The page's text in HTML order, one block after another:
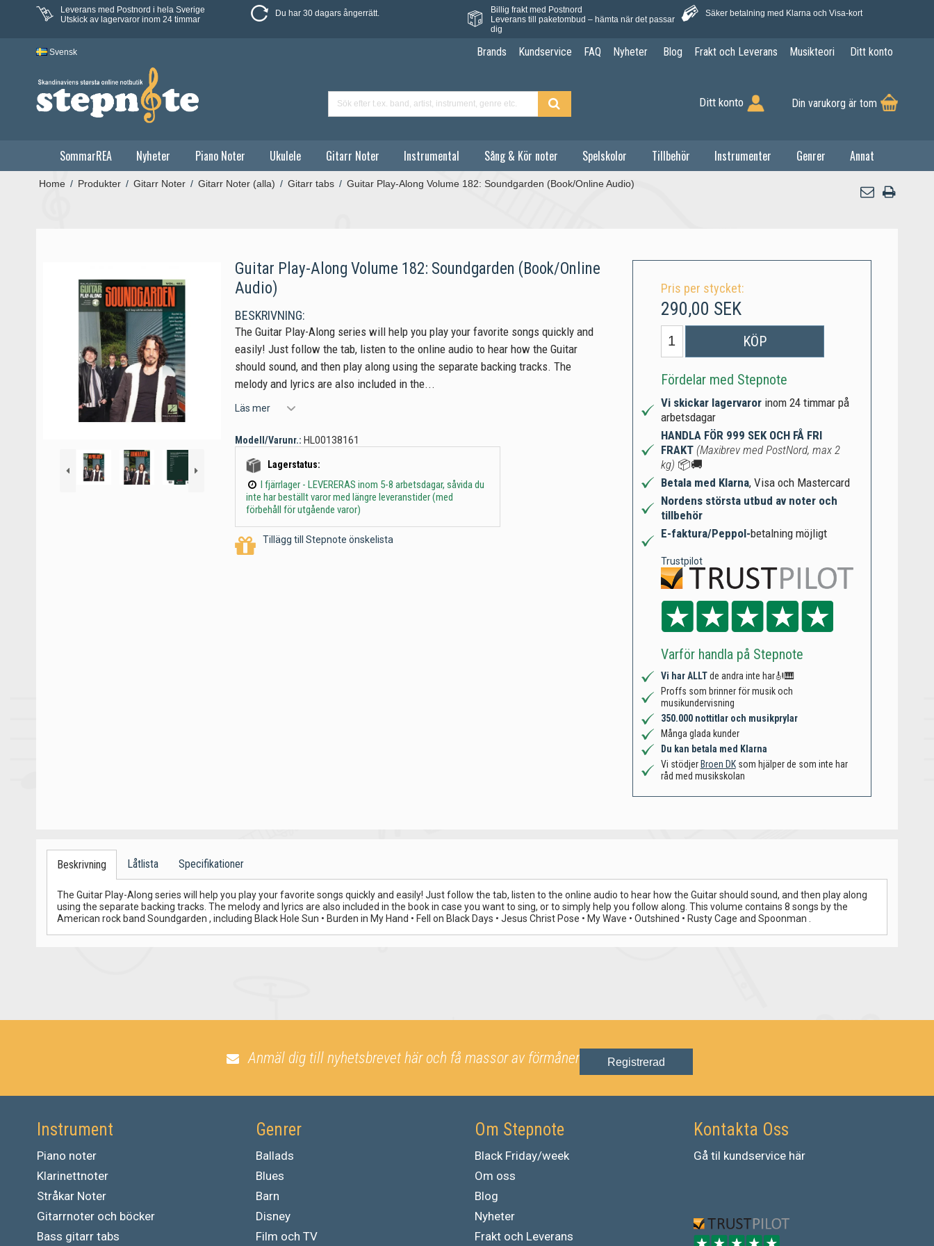
Leverans med Postnord i hela Sverige
Utskick av lagervaror inom 24 timmar
Du har 30 dagars ångerrätt.
Billig frakt med Postnord
Leverans till paketombud – hämta när det passar
dig
Säker betalning med Klarna och Visa-kort
Svensk Brands Kundservice FAQ Nyheter Blog Frakt och Leverans Musikteori Ditt konto
Ditt konto Din varukorg är tom
SommarREA Nyheter Piano Noter Ukulele Gitarr Noter Instrumental Sång & Kör noter Spelskolor Tillbehör Instrumenter Genrer Annat
Home / Produkter / Gitarr Noter / Gitarr Noter (alla) / Gitarr tabs / Guitar Play-Along Volume 182: Soundgarden (Book/Online Audio)
Guitar Play-Along Volume 182: Soundgarden (Book/Online
Audio)
BESKRIVNING:
The Guitar Play-Along series will help you play your favorite songs quickly and
easily! Just follow the tab, listen to the online audio to hear how the Guitar
should sound, and then play along using the separate backing tracks. The
melody and lyrics are also included in the...
Läs mer
Modell/Varunr.: HL00138161
Lagerstatus:
I fjärrlager - LEVERERAS inom 5-8 arbetsdagar, såvida du
inte har beställt varor med längre leveranstider (med
förbehåll för utgående varor)
Tillägg till Stepnote önskelista
Pris per stycket:
290,00 SEK
KÖP
Fördelar med Stepnote
Vi skickar lagervaror inom 24 timmar på
arbetsdagar
HANDLA FÖR 999 SEK OCH FÅ FRI
FRAKT (Maxibrev med PostNord, max 2
kg) 📦🚚
Betala med Klarna, Visa och Mastercard
Nordens största utbud av noter och
tillbehör
E-faktura/Peppol-betalning möjligt
Trustpilot
Varför handla på Stepnote
Vi har ALLTde andra inte har🎻🎹
Proffs som brinner för musik och
musikundervisning
350.000 nottitlar och musikprylar
Många glada kunder
Du kan betala med Klarna
Vi stödjer Broen DKsom hjälper de som inte har
råd med musikskolan
Beskrivning Låtlista Specifikationer
The Guitar Play-Along series will help you play your favorite songs quickly and easily! Just follow the tab, listen to the online audio to hear how the Guitar should sound, and then play along
using the separate backing tracks. The melody and lyrics are also included in the book in case you want to sing, or to simply help you follow along. This volume contains 8 songs by the
American rock band Soundgarden , including Black Hole Sun • Burden in My Hand • Fell on Black Days • Jesus Christ Pose • My Wave • Outshined • Rusty Cage and Spoonman .
Anmäl dig till nyhetsbrevet här och få massor av förmåner Registrerad
Instrument
Piano noter
Klarinettnoter
Stråkar Noter
Gitarrnoter och böcker
Bass gitarr tabs
Genrer
Ballads
Blues
Barn
Disney
Film och TV
Om Stepnote
Black Friday/week
Om oss
Blog
Nyheter
Frakt och Leverans
Kontakta Oss
Gå til kundservice här